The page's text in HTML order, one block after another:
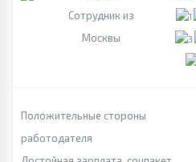
Сотрудник из
Москвы
Положительные стороны
работодателя